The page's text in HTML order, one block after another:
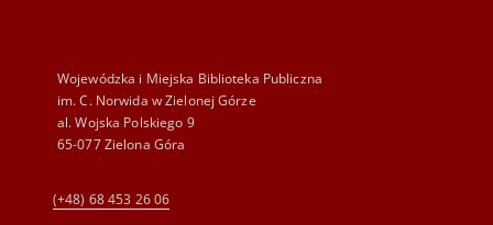
Wojewódzka i Miejska Biblioteka Publiczna
im. C. Norwida w Zielonej Górze
al. Wojska Polskiego 9
65-077 Zielona Góra
(+48) 68 453 26 06